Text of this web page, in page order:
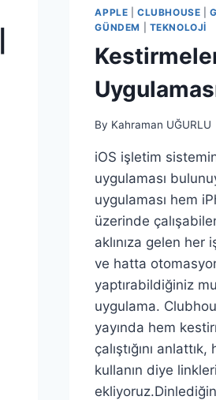
APPLE |CLUBHOUSE |
GÜNDEM
TEKNOLOJI
By Kahraman UĞURLU
iOS işletim
uygulaması
uygulaması hem
üzerinde
aklınıza gelen
ve hatta
yaptırabildiğiniz
uygulama.
yayında hem
çalıştığını
kullanın diye